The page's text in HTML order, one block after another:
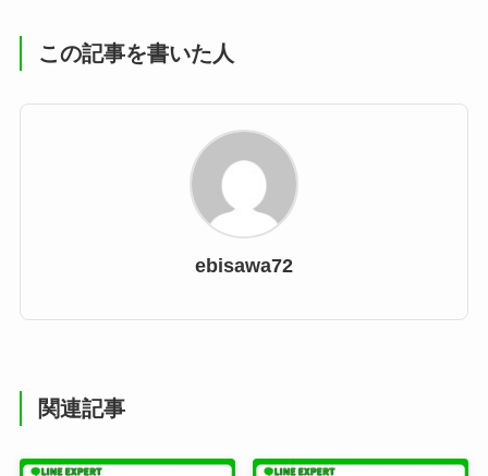
この記事を書いた人
ebisawa72
関連記事